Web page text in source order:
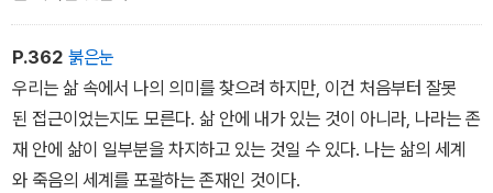
도 맑은 정신 속에서 나는 정확히 느낄 수 있었다. 지금 이 순간이 과
거와 미래를 관통하는 나의 삶 전체를 통틀어 가장 행복한 순간임을.
그것은 시간의 한계를 초월한 느낌이었다. 잠시나마 인생 전체를 조
망한 느낌. 아름다운 자연 속에 너무도 좋은 사람들과 이렇게 함께 있
는 완벽한 순간은 다시는 반복되지 않을 것이다. 이것은 신이 준비해
P.362 붉은눈
우리는 삶 속에서 나의 의미를 찾으려 하지만, 이건 처음부터 잘못
된 접근이었는지도 모른다. 삶 안에 내가 있는 것이 아니라, 나라는 존
재 안에 삶이 일부분을 차지하고 있는 것일 수 있다. 나는 삶의 세계
와 죽음의 세계를 포괄하는 존재인 것이다.